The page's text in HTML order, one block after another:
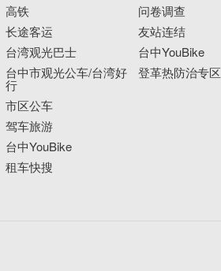
高铁
长途客运
台湾观光巴士
台中市观光公车/台湾好
行
市区公车
驾车旅游
台中YouBike
租车快搜
问卷调查
友站连结
台中YouBike
登革热防治专区